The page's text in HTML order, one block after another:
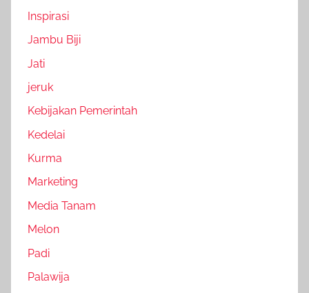
Inspirasi
Jambu Biji
Jati
jeruk
Kebijakan Pemerintah
Kedelai
Kurma
Marketing
Media Tanam
Melon
Padi
Palawija